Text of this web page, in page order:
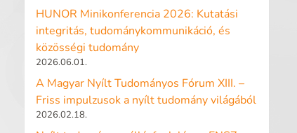
HUNOR Minikonferencia 2026: Kutatási
integritás, tudománykommunikáció, és
közösségi tudomány
2026.06.01.
A Magyar Nyílt Tudományos Fórum XIII. –
Friss impulzusok a nyílt tudomány világából
2026.02.18.